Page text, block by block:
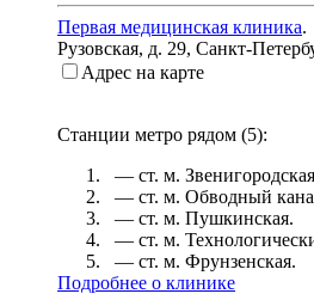
Первая медицинская клиника.
Рузовская, д. 29, Санкт-
Адрес на карте
Станции метро рядом (5):
— ст. м. Звенигородская
— ст. м. Обводный
— ст. м. Пушкинская.
— ст. м.
— ст. м. Фрунзенская.
Подробнее о клинике